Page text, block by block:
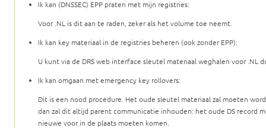
Ik kan (DNSSEC) EPP praten met mijn registries:
Voor .NL is dit aan te raden, zeker als het volume toe neemt.
Ik kan key materiaal in de registries beheren (ook zonder EPP):
U kunt via de DRS web interface sleutel materiaal weghalen voor .NL
Ik kan omgaan met emergency key rollovers:
Dit is een nood procedure. Het oude sleutel materiaal zal moeten
dan zal dit altijd parent communicatie inhouden: het oude DS record
nieuwe voor in de plaats moeten komen.